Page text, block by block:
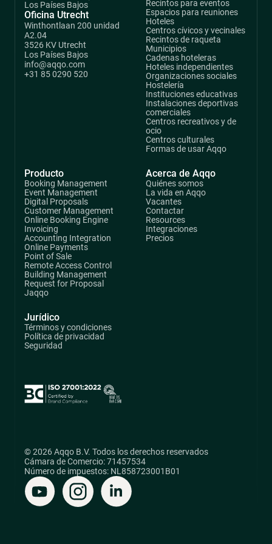
Los Países Bajos
Oficina Utrecht
Winthontlaan 200 unidad
A2.04
3526 KV Utrecht
Los Países Bajos
info@aqqo.com
+31 85 0290 520
Producto
Booking Management
Event Management
Digital Proposals
Customer Management
Online Booking Engine
Invoicing
Accounting Integration
Online Payments
Point of Sale
Remote Access Control
Building Management
Request for Proposal
Jaqqo
Recintos para eventos
Espacios para reuniones
Hoteles
Centros cívicos y vecinales
Recintos de raqueta
Municipios
Cadenas hoteleras
Hoteles independientes
Organizaciones sociales
Hostelería
Instituciones educativas
Instalaciones deportivas
comerciales
Centros recreativos y de
ocio
Centros culturales
Formas de usar Aqqo
Acerca de Aqqo
Quiénes somos
La vida en Aqqo
Vacantes
Contactar
Resources
Integraciones
Precios
Jurídico
Términos y condiciones
Política de privacidad
Seguridad
© 2026 Aqqo B.V. Todos los derechos reservados
Cámara de Comercio: 71457534
Número de impuestos: NL858723001B01